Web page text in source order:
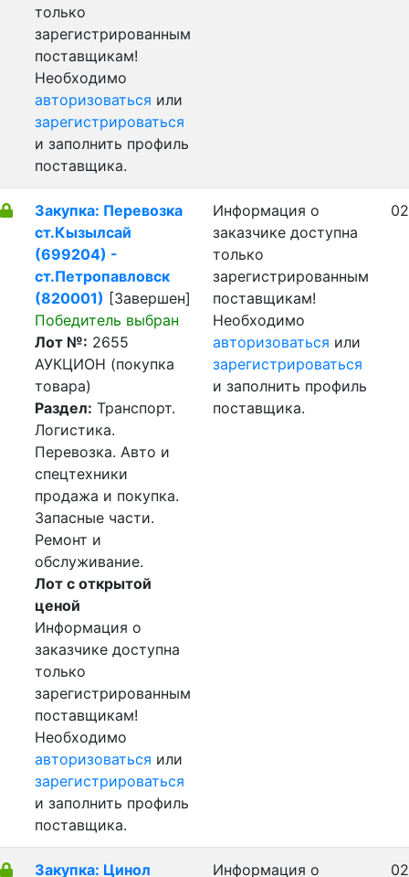
только
зарегистрированным
поставщикам!
Необходимо
авторизоваться или
зарегистрироваться
и заполнить профиль
поставщика.
Закупка: Перевозка
ст.Кызылсай
(699204) -
ст.Петропавловск
(820001) [Завершен]
Победитель выбран
Лот №: 2655
АУКЦИОН (покупка
товара)
Раздел: Транспорт.
Логистика.
Перевозка. Авто и
спецтехники
продажа и покупка.
Запасные части.
Ремонт и
обслуживание.
Лот с открытой
ценой
Информация о
заказчике доступна
только
зарегистрированным
поставщикам!
Необходимо
авторизоваться или
зарегистрироваться
и заполнить профиль
поставщика.
Информация о
заказчике доступна
только
зарегистрированным
поставщикам!
Необходимо
авторизоваться или
зарегистрироваться
и заполнить профиль
поставщика.
Закупка: Цинол Информация о